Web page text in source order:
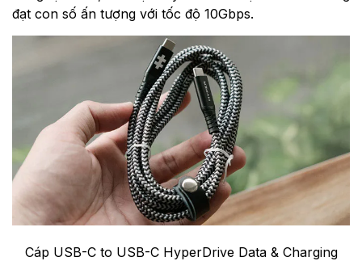
đạt con số ấn tượng với tốc độ 10Gbps.
Cáp USB-C to USB-C HyperDrive Data & Charging